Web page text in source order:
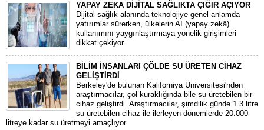
YAPAY ZEKA DİJİTAL SAĞLIKTA ÇIĞIR AÇIYOR
Dijital sağlık alanında teknolojiye genel anlamda
yatırımlar sürerken, ülkelerin AI (yapay zekâ)
kullanımını yaygınlaştırmaya yönelik girişimleri
dikkat çekiyor.
BİLİM İNSANLARI ÇÖLDE SU ÜRETEN CİHAZ
GELİŞTİRDİ
Berkeley'de bulunan Kaliforniya Üniversitesi'nden
araştırmacılar, çöl kuraklığında bile su üretebilen bir
cihaz geliştirdi. Araştırmacılar, şimdilik günde 1.3 litre
su üretebilen cihaz ile ilerleyen dönemlerde 20.000
litreye kadar su üretmeyi amaçlıyor.